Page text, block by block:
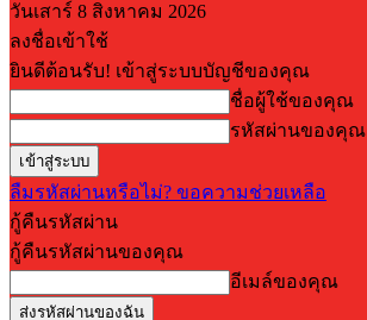
วันเสาร์ 8 สิงหาคม 2026
ลงชื่อเข้าใช้
ยินดีต้อนรับ! เข้าสู่ระบบบัญชีของคุณ
ชื่อผู้ใช้ของคุณ
รหัสผ่านของคุณ
ลืมรหัสผ่านหรือไม่? ขอความช่วยเหลือ
กู้คืนรหัสผ่าน
กู้คืนรหัสผ่านของคุณ
อีเมล์ของคุณ